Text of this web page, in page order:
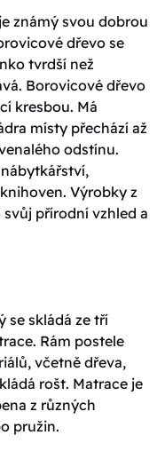
známý svou dobrou
dřevo se
tvrdší než
Borovicové dřevo
kresbou. Má
místy přechází až
odstínu.
Výrobky z
přírodní vzhled a
se skládá ze tří
Rám postele
včetně dřeva,
rošt. Matrace je
z různých
pružin.